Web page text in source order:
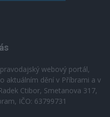
webový portál,
aktuálním dění v Příbrami a v
Ctibor, Smetanova 317,
IČO: 63799731